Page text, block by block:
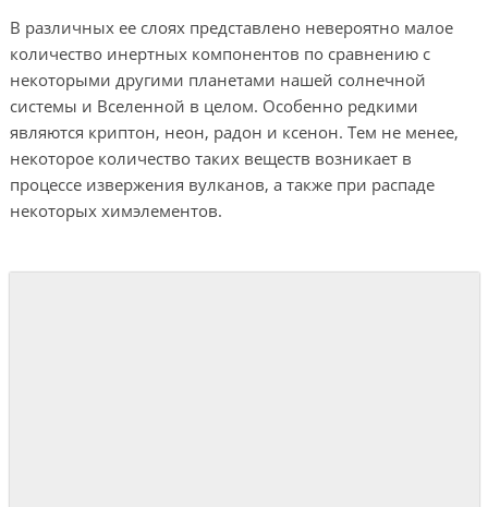
В различных ее слоях представлено невероятно малое
количество инертных компонентов по сравнению с
некоторыми другими планетами нашей солнечной
системы и Вселенной в целом. Особенно редкими
являются криптон, неон, радон и ксенон. Тем не менее,
некоторое количество таких веществ возникает в
процессе извержения вулканов, а также при распаде
некоторых химэлементов.